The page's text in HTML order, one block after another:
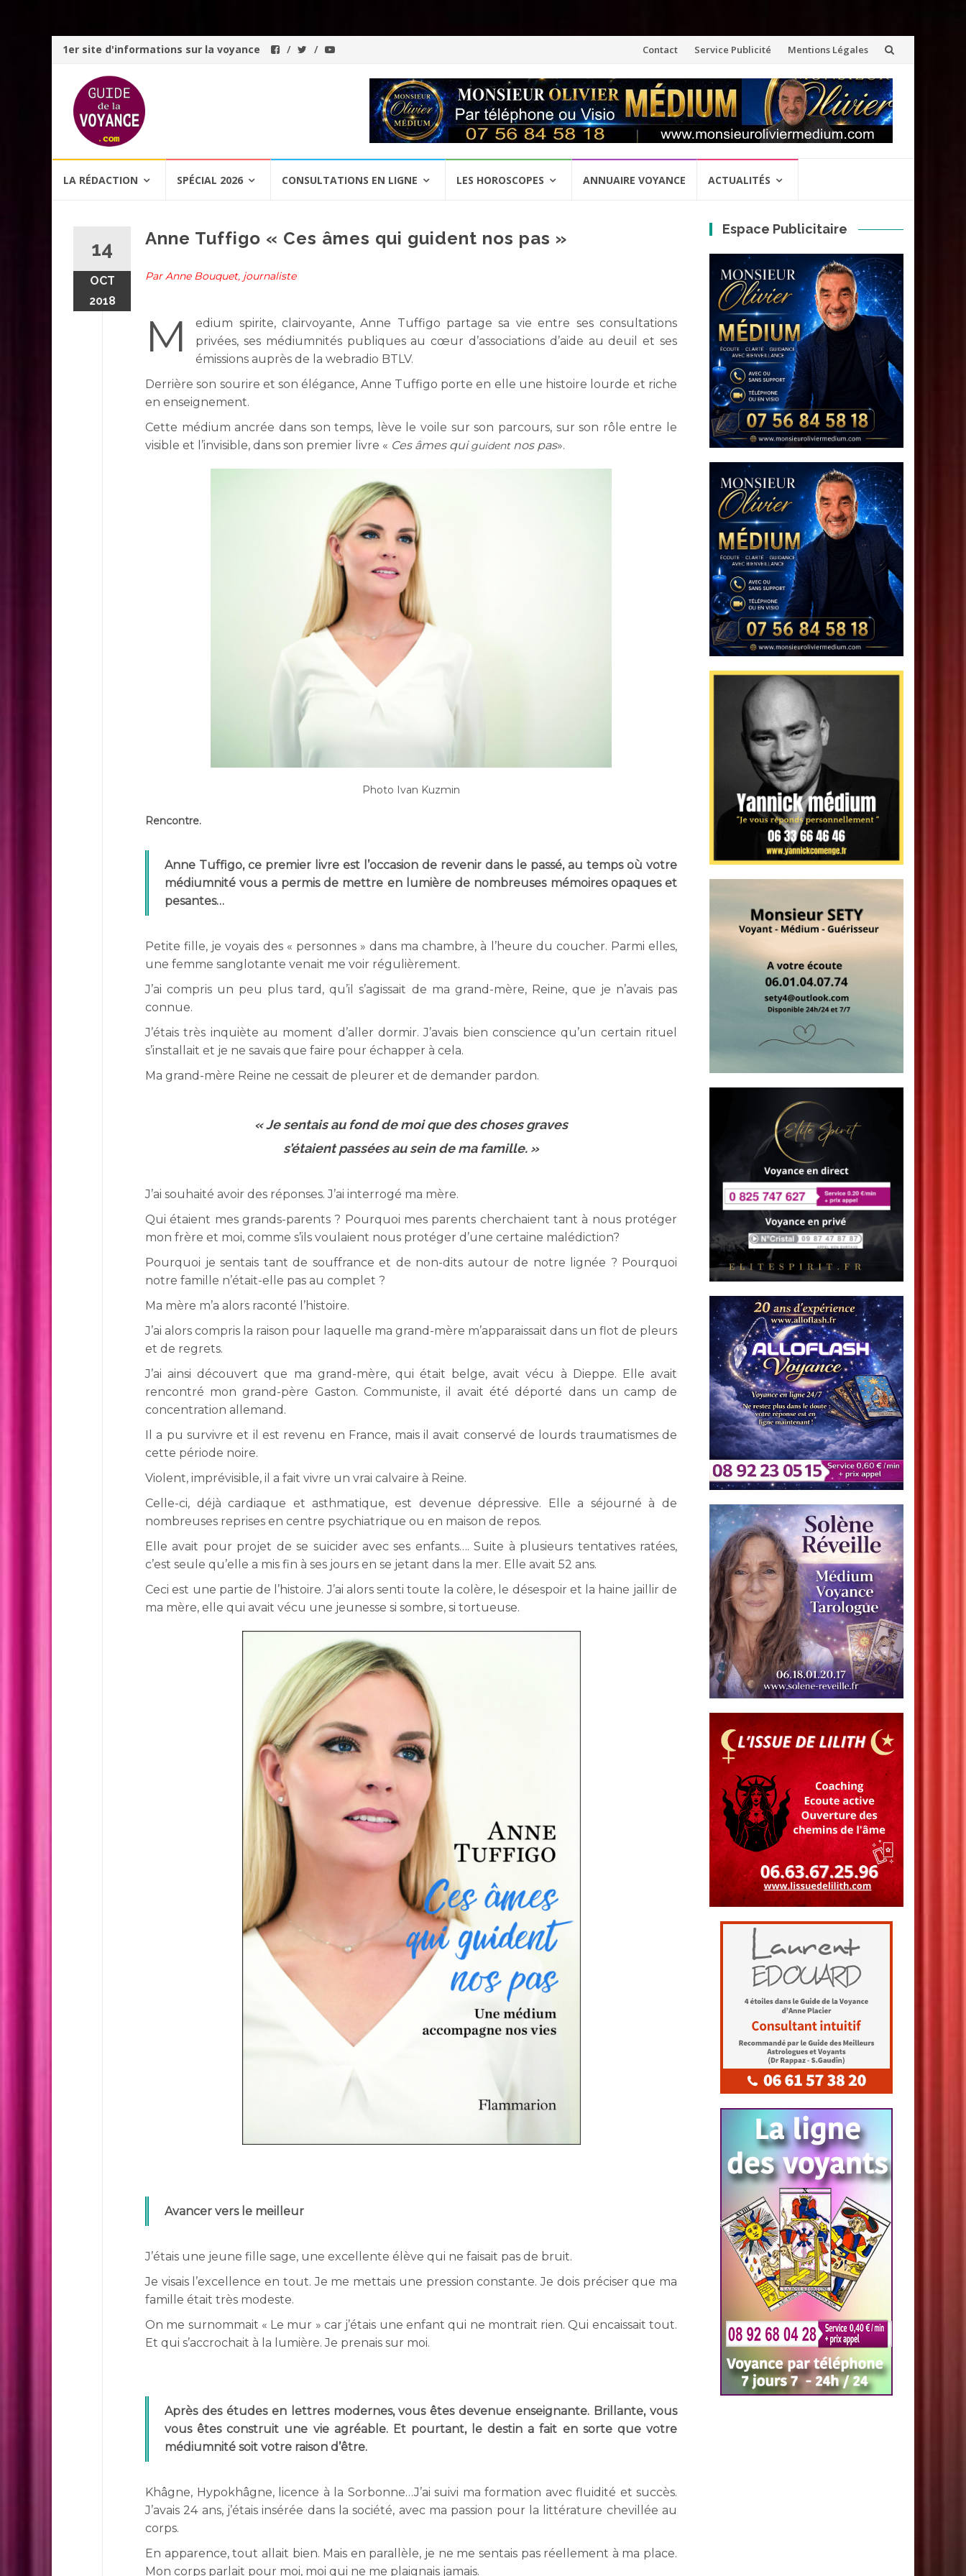
1er site d'informations sur la voyance Aller
au
contenu
Contact Service Publicité Mentions Légales
LA RÉDACTION SPÉCIAL 2026 CONSULTATIONS EN LIGNE LES HOROSCOPES ANNUAIRE VOYANCE ACTUALITÉS
14
OCT
2018
Anne Tuffigo « Ces âmes qui guident nos pas »
Par Anne Bouquet, journaliste
M
edium spirite, clairvoyante, Anne Tuffigo partage sa vie entre ses consultations
privées, ses médiumnités publiques au cœur d’associations d’aide au deuil et ses
émissions auprès de la webradio BTLV.
Derrière son sourire et son élégance, Anne Tuffigo porte en elle une histoire lourde et riche
en enseignement.
Cette médium ancrée dans son temps, lève le voile sur son parcours, sur son rôle entre le
visible et l’invisible, dans son premier livre « Ces âmes quiguidentnos pas».
Photo Ivan Kuzmin
Rencontre.
Anne Tuffigo, ce premier livre est l’occasion de revenir dans le passé, au temps où votre
médiumnité vous a permis de mettre en lumière de nombreuses mémoires opaques et
pesantes…
Petite fille, je voyais des « personnes » dans ma chambre, à l’heure du coucher. Parmi elles,
une femme sanglotante venait me voir régulièrement.
J’ai compris un peu plus tard, qu’il s’agissait de ma grand-mère, Reine, que je n’avais pas
connue.
J’étais très inquiète au moment d’aller dormir. J’avais bien conscience qu’un certain rituel
s’installait et je ne savais que faire pour échapper à cela.
Ma grand-mère Reine ne cessait de pleurer et de demander pardon.
« Je sentais au fond de moi que des choses graves
s’étaient passées au sein de ma famille. »
J’ai souhaité avoir des réponses. J’ai interrogé ma mère.
Qui étaient mes grands-parents ? Pourquoi mes parents cherchaient tant à nous protéger
mon frère et moi, comme s’ils voulaient nous protéger d’une certaine malédiction?
Pourquoi je sentais tant de souffrance et de non-dits autour de notre lignée ? Pourquoi
notre famille n’était-elle pas au complet ?
Ma mère m’a alors raconté l’histoire.
J’ai alors compris la raison pour laquelle ma grand-mère m’apparaissait dans un flot de pleurs
et de regrets.
J’ai ainsi découvert que ma grand-mère, qui était belge, avait vécu à Dieppe. Elle avait
rencontré mon grand-père Gaston. Communiste, il avait été déporté dans un camp de
concentration allemand.
Il a pu survivre et il est revenu en France, mais il avait conservé de lourds traumatismes de
cette période noire.
Violent, imprévisible, il a fait vivre un vrai calvaire à Reine.
Celle-ci, déjà cardiaque et asthmatique, est devenue dépressive. Elle a séjourné à de
nombreuses reprises en centre psychiatrique ou en maison de repos.
Elle avait pour projet de se suicider avec ses enfants…. Suite à plusieurs tentatives ratées,
c’est seule qu’elle a mis fin à ses jours en se jetant dans la mer. Elle avait 52 ans.
Ceci est une partie de l’histoire. J’ai alors senti toute la colère, le désespoir et la haine jaillir de
ma mère, elle qui avait vécu une jeunesse si sombre, si tortueuse.
Avancer vers le meilleur
J’étais une jeune fille sage, une excellente élève qui ne faisait pas de bruit.
Je visais l’excellence en tout. Je me mettais une pression constante. Je dois préciser que ma
famille était très modeste.
On me surnommait « Le mur » car j’étais une enfant qui ne montrait rien. Qui encaissait tout.
Et qui s’accrochait à la lumière. Je prenais sur moi.
Après des études en lettres modernes, vous êtes devenue enseignante. Brillante, vous
vous êtes construit une vie agréable. Et pourtant, le destin a fait en sorte que votre
médiumnité soit votre raison d’être.
Khâgne, Hypokhâgne, licence à la Sorbonne…J’ai suivi ma formation avec fluidité et succès.
J’avais 24 ans, j’étais insérée dans la société, avec ma passion pour la littérature chevillée au
corps.
En apparence, tout allait bien. Mais en parallèle, je ne me sentais pas réellement à ma place.
Mon corps parlait pour moi, moi qui ne me plaignais jamais.
Espace Publicitaire